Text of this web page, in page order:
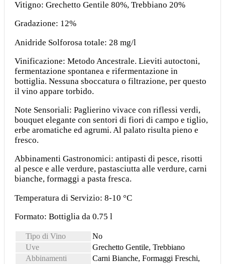
Vitigno: Grechetto Gentile 80%, Trebbiano 20%
Gradazione: 12%
Anidride Solforosa totale: 28 mg/l
Vinificazione: Metodo Ancestrale. Lieviti autoctoni,
fermentazione spontanea e rifermentazione in
bottiglia. Nessuna sboccatura o filtrazione, per questo
il vino appare torbido.
Note Sensoriali: Paglierino vivace con riflessi verdi,
bouquet elegante con sentori di fiori di campo e tiglio,
erbe aromatiche ed agrumi. Al palato risulta pieno e
fresco.
Abbinamenti Gastronomici: antipasti di pesce, risotti
al pesce e alle verdure, pastasciutta alle verdure, carni
bianche, formaggi a pasta fresca.
Temperatura di Servizio: 8-10 °C
Formato: Bottiglia da 0.75 l
Tipo di Vino
No
Uve
Grechetto Gentile, Trebbiano
Abbinamenti
Carni Bianche, Formaggi Freschi,